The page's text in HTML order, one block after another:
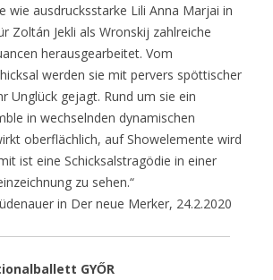
wie ausdrucksstarke Lili Anna Marjai in
Zoltán Jekli als Wronskij zahlreiche
herausgearbeitet. Vom
werden sie mit pervers spöttischer
Unglück gejagt. Rund um sie ein
in wechselnden dynamischen
oberflächlich, auf Showelemente wird
ist eine Schicksalstragödie in einer
zu sehen.“
in Der neue Merker, 24.2.2020
GYŐR